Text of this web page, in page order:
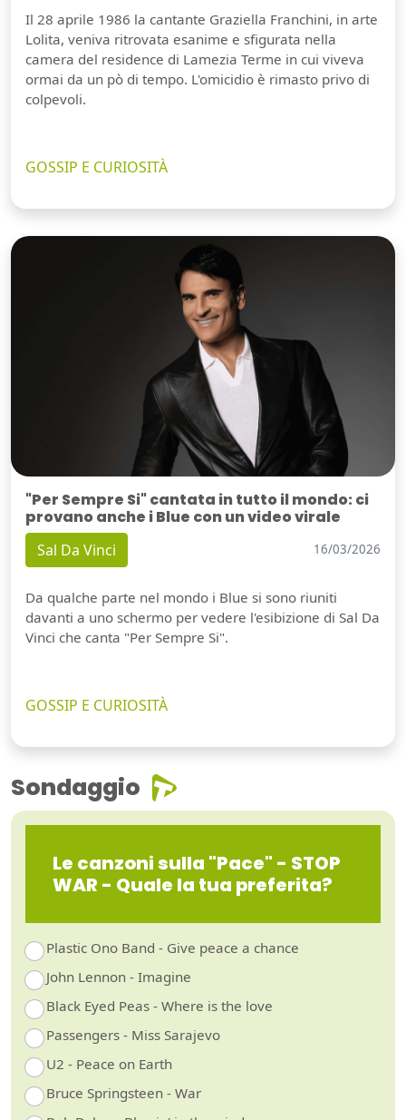
Il 28 aprile 1986 la cantante Graziella Franchini, in arte
Lolita, veniva ritrovata esanime e sfigurata nella
camera del residence di Lamezia Terme in cui viveva
ormai da un pò di tempo. L'omicidio è rimasto privo di
colpevoli.
GOSSIP E CURIOSITÀ
"Per Sempre Si" cantata in tutto il mondo: ci
provano anche i Blue con un video virale
Sal Da Vinci 16/03/2026
Da qualche parte nel mondo i Blue si sono riuniti
davanti a uno schermo per vedere l'esibizione di Sal Da
Vinci che canta "Per Sempre Si".
GOSSIP E CURIOSITÀ
Sondaggio
Le canzoni sulla "Pace" - STOP
WAR - Quale la tua preferita?
Plastic Ono Band - Give peace a chance
John Lennon - Imagine
Black Eyed Peas - Where is the love
Passengers - Miss Sarajevo
U2 - Peace on Earth
Bruce Springsteen - War